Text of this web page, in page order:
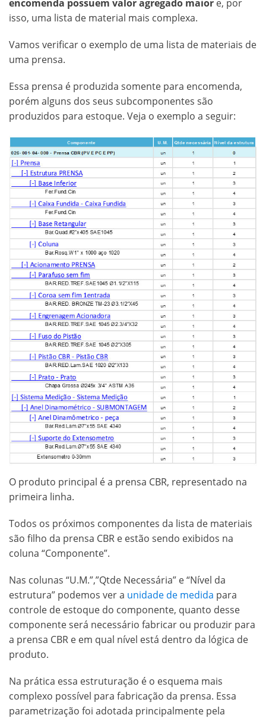
encomenda possuem valor agregado maior e, por
isso, uma lista de material mais complexa.
Vamos verificar o exemplo de uma lista de materiais de
uma prensa.
Essa prensa é produzida somente para encomenda,
porém alguns dos seus subcomponentes são
produzidos para estoque. Veja o exemplo a seguir:
O produto principal é a prensa CBR, representado na
primeira linha.
Todos os próximos componentes da lista de materiais
são filho da prensa CBR e estão sendo exibidos na
coluna “Componente”.
Nas colunas “U.M.”,”Qtde Necessária” e “Nível da
estrutura” podemos ver a unidade de medida para
controle de estoque do componente, quanto desse
componente será necessário fabricar ou produzir para
a prensa CBR e em qual nível está dentro da lógica de
produto.
Na prática essa estruturação é o esquema mais
complexo possível para fabricação da prensa. Essa
parametrização foi adotada principalmente pela